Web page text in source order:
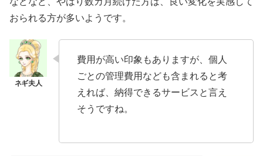
おられる方が多いようです。
費用が高い印象もありますが、個人
ごとの管理費用なども含まれると考
えれば、納得できるサービスと言え
そうですね。